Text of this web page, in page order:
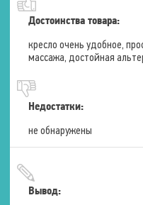
Размеры спинки
Ширина
Размеры сидения
Ширина
Достоинства товара:
кресло очень удобное,
массажа, достойная
Недостатки:
не обнаружены
Вывод: